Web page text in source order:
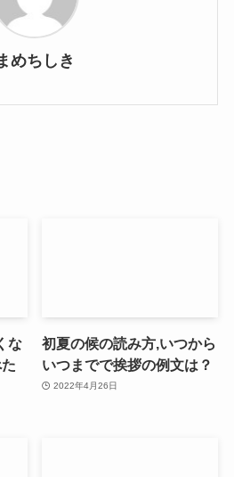
めちしき
な
初夏の候の読み方,いつから
いつまでで挨拶の例文は？
2022年4月26日